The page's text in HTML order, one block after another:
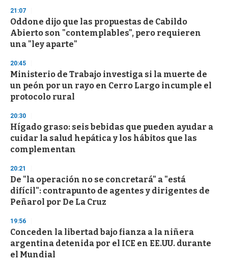
21:07
Oddone dijo que las propuestas de Cabildo
Abierto son "contemplables", pero requieren
una "ley aparte"
20:45
Ministerio de Trabajo investiga si la muerte de
un peón por un rayo en Cerro Largo incumple el
protocolo rural
20:30
Hígado graso: seis bebidas que pueden ayudar a
cuidar la salud hepática y los hábitos que las
complementan
20:21
De "la operación no se concretará" a "está
difícil": contrapunto de agentes y dirigentes de
Peñarol por De La Cruz
19:56
Conceden la libertad bajo fianza a la niñera
argentina detenida por el ICE en EE.UU. durante
el Mundial